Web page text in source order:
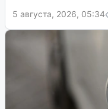
5 августа, 2026, 05:34